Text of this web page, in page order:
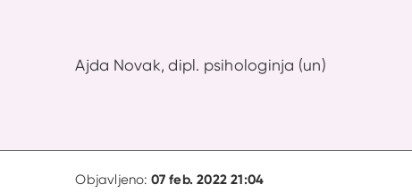
Ajda Novak, dipl. psihologinja (un)
Objavljeno: 07 feb. 2022 21:04